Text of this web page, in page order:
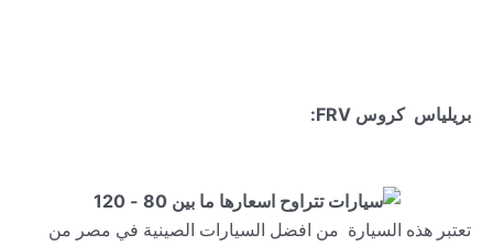
بريلياس كروس FRV
:
تعتبر هذه السيارة من افضل السيارات الصينية في مصر من